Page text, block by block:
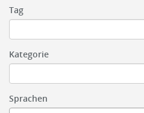
Tag
Kategorie
Sprachen